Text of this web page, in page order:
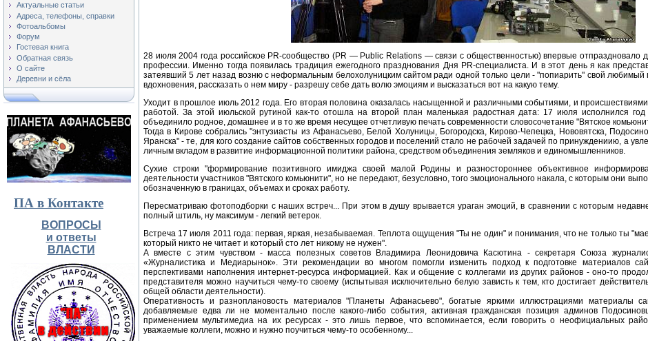
Актуальные статьи
Адреса, телефоны, справки
Фотоальбомы
Форум
Гостевая книга
Обратная связь
О сайте
Деревни и сёла
ПА в Контакте
ВОПРОСЫ
и ответы
ВЛАСТИ
28 июля 2004 года российское PR-сообщество (PR — Public Relations — связи с общественностью) впервые отпраздновало
профессии. Именно тогда появилась традиция ежегодного празднования Дня PR-специалиста. И в этот день я как
затеявший 5 лет назад возню с неформальным белохолуницким сайтом ради одной только цели - "попиарить" свой любимый
вдохновения, рассказать о нем миру - разрешу себе дать волю эмоциям и высказаться вот на какую тему.
Уходит в прошлое июль 2012 года. Его вторая половина оказалась насыщенной и различными событиями, и
работой. За этой июльской рутиной как-то отошла на второй план маленькая радостная дата: 17 июля исполнился год
объединило родное, домашнее и в то же время несущее отчетливую печать современности словосочетание "Вятское
Тогда в Кирове собрались "энтузиасты из Афанасьево, Белой Холуницы, Богородска, Кирово-Чепецка, Нововятска,
Яранска" - те, для кого создание сайтов собственных городов и поселений стало не рабочей задачей по принуждениию, а
личным вкладом в развитие информационной политики района, средством объединения земляков и единомышленников.
Сухие строки "формирование позитивного имиджа своей малой Родины и разностороннее объективное
деятельности участников "Вятского комьюнити", но не передают, безусловно, того эмоционального накала, с которым они
обозначенную в границах, объемах и сроках работу.
Пересматриваю фотоподборки с наших встреч... При этом в душу врывается ураган эмоций, в сравнении с которым
полный штиль, ну максимум - легкий ветерок.
Встреча 17 июля 2011 года: первая, яркая, незабываемая. Теплота ощущения "Ты не один" и понимания, что не только ты
который никто не читает и который сто лет никому не нужен".
А вместе с этим чувством - масса полезных советов Владимира Леонидовича Касютина - секретаря Союза
«Журналистика и Медиарынок». Эти рекомендации во многом помогли изменить подход к подготовке материалов
перспективами наполнения интернет-ресурса информацией. Как и общение с коллегами из других районов - оно-то
представителя можно научиться чему-то своему (испытывая исключительно белую зависть к тем, кто достигает
общей области деятельности).
Оперативность и разноплановость материалов "Планеты Афанасьево", богатые яркими иллюстрациями материалы
добавляемые едва ли не моментально после какого-либо события, активная гражданская позиция админов
применением мультимедиа на их ресурсах - это лишь первое, что вспоминается, если говорить о неофициальных
уважаемые коллеги, можно и нужно поучиться чему-то особенному...